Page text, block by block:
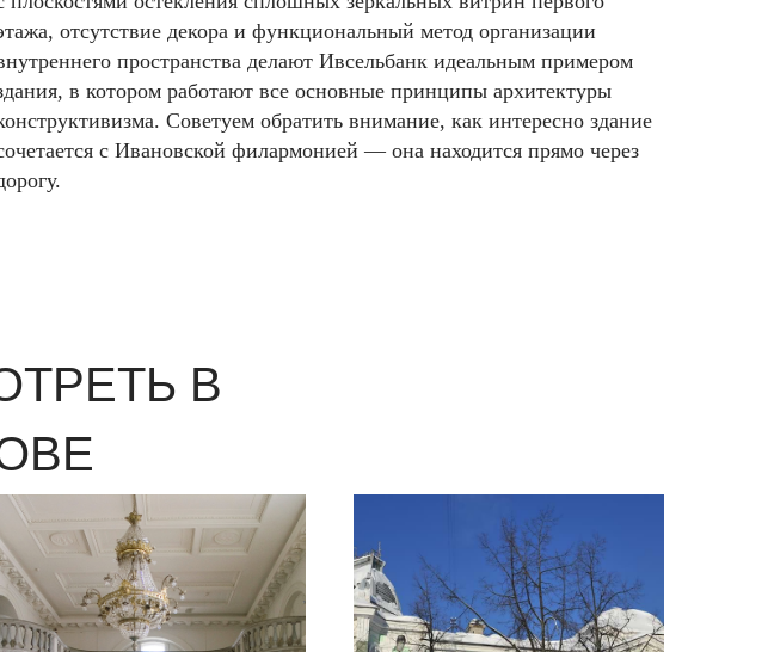
отсутствие декора и функциональный метод организации
пространства делают Ивсельбанк идеальным примером
в котором работают все основные принципы архитектуры
Советуем обратить внимание, как интересно здание
с Ивановской филармонией — она находится прямо через
В